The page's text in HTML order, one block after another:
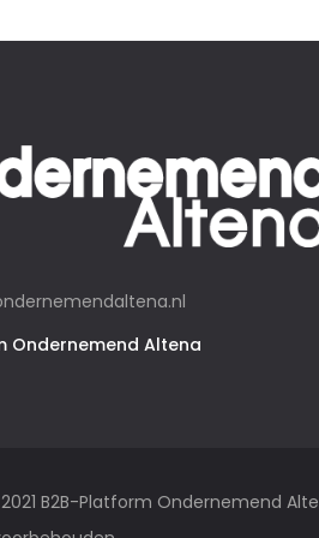
Ondernemend Altena
B2B-Platform Ondernemend